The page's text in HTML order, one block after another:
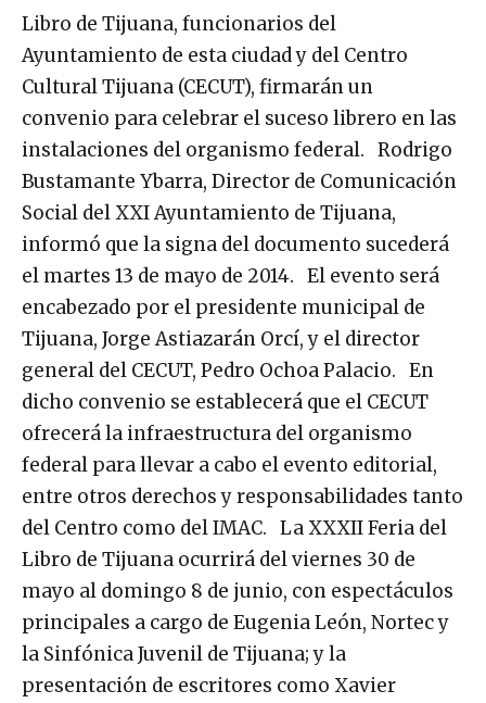
Libro de Tijuana, funcionarios del
Ayuntamiento de esta ciudad y del Centro
Cultural Tijuana (CECUT), firmarán un
convenio para celebrar el suceso librero en las
instalaciones del organismo federal. Rodrigo
Bustamante Ybarra, Director de Comunicación
Social del XXI Ayuntamiento de Tijuana,
informó que la signa del documento sucederá
el martes 13 de mayo de 2014. El evento será
encabezado por el presidente municipal de
Tijuana, Jorge Astiazarán Orcí, y el director
general del CECUT, Pedro Ochoa Palacio. En
dicho convenio se establecerá que el CECUT
ofrecerá la infraestructura del organismo
federal para llevar a cabo el evento editorial,
entre otros derechos y responsabilidades tanto
del Centro como del IMAC. La XXXII Feria del
Libro de Tijuana ocurrirá del viernes 30 de
mayo al domingo 8 de junio, con espectáculos
principales a cargo de Eugenia León, Nortec y
la Sinfónica Juvenil de Tijuana; y la
presentación de escritores como Xavier